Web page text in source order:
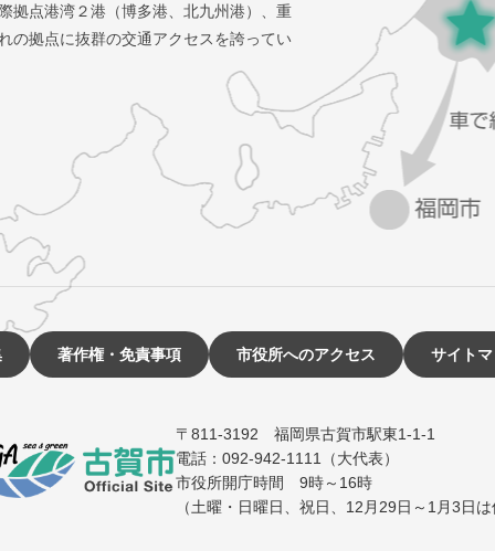
拠点港湾２港（博多港、北九州港）、重
の拠点に抜群の交通アクセスを誇ってい
著作権・免責事項 市役所へのアクセス サイト
〒811-3192 福岡県古賀市駅東1-1-1
電話：092-942-1111（大代表）
市役所開庁時間 9時～16時
（土曜・日曜日、祝日、12月29日～1月3日